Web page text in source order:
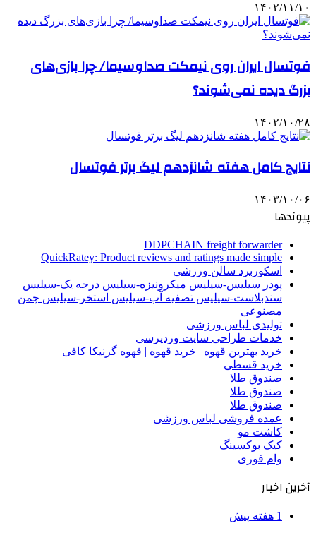
۱۴۰۲/۱۱/۱۰
فوتسال ایران روی نیمکت صداوسیما/ چرا بازی‌های
بزرگ دیده نمی‌شوند؟
۱۴۰۲/۱۰/۲۸
نتایج کامل هفته شانزدهم لیگ برتر فوتسال
۱۴۰۳/۱۰/۰۶
پیوندها
DDPCHAIN freight forwarder
QuickRatey: Product reviews and ratings made simple
اسکوربرد سالن ورزشی
پودر سیلیس-سیلیس میکرونیزه-سیلیس درجه یک-سیلیس
سندبلاست-سیلیس تصفیه آب-سیلیس استخر-سیلیس چمن
مصنوعی
تولیدی لباس ورزشی
خدمات طراحی سایت وردپرسی
خرید بهترین قهوه | خرید قهوه | قهوه گرنیکا کافی
خرید قسطی
صندوق طلا
صندوق طلا
صندوق طلا
عمده فروشی لباس ورزشی
کاشت مو
کیک بوکسینگ
وام فوری
آخرین اخبار
1 هفته پیش